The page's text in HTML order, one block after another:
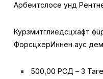
Арбеитслосе унд
Курзмитглиедсцхафт
ФорсцхерИннен аус
500,00 РСД – 3 Таге